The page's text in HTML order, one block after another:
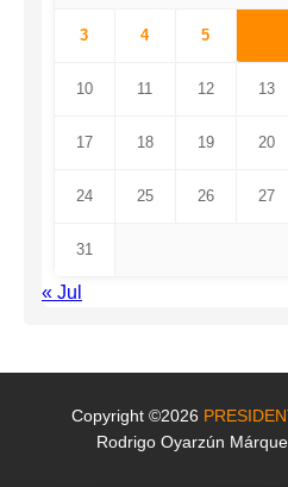
3 4 5
10 11 12 13
17 18 19 20
24 25 26 27
31
« Jul
Copyright ©2026
Rodrigo Oyarzún